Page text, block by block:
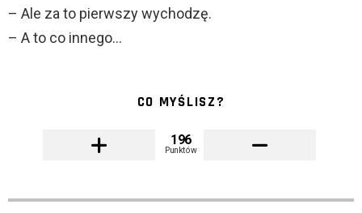
– Ale za to pierwszy wychodzę.
– A to co innego…
CO MYŚLISZ?
196
Punktów